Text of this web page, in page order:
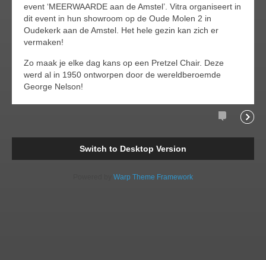
event ‘MEERWAARDE aan de Amstel’. Vitra organiseert in
dit event in hun showroom op de Oude Molen 2 in
Oudekerk aan de Amstel. Het hele gezin kan zich er
vermaken!
Zo maak je elke dag kans op een Pretzel Chair. Deze
werd al in 1950 ontworpen door de wereldberoemde
George Nelson!
Comments
Switch to Desktop Version
Warp Theme Framework